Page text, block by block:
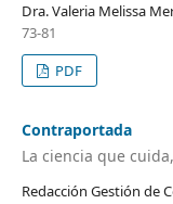
Dra. Valeria Melissa
73-81
PDF
Contraportada
La ciencia que
Redacción Gestión de